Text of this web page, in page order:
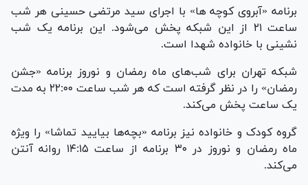
برنامه «آبروی کوچه ها» با اجرای سید مرتضی حسینی هر شب
ساعت ۲۱ از این شبکه پخش می‌شود. این برنامه یک شب
نشینی با خانواده شهدا است.
شبکه تهران برای شب‌های ماه رمضان و نوروز برنامه «جشن
رمضان» را در نظر گرفته است که هر شب ساعت ۲۲:۰۰ به مدت
یک ساعت پخش می‌کند.
گروه کودک و خانواده نیز برنامه «بچه‌ها بیایید تماشا» را ویژه
ماه رمضان و نوروز در ۳۰ برنامه از ساعت ۱۴:۱۵ روانه آنتن
می‌کند.